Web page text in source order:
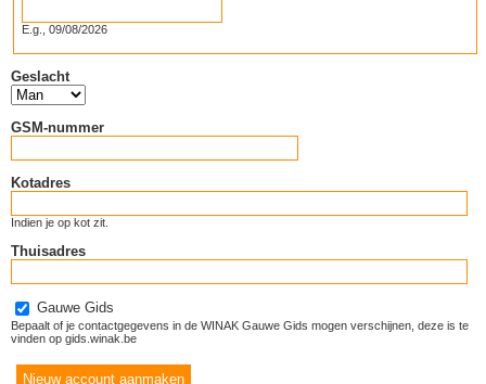
E.g., 09/08/2026
Geslacht
GSM-nummer
Kotadres
Indien je op kot zit.
Thuisadres
Gauwe Gids
Bepaalt of je contactgegevens in de WINAK Gauwe Gids mogen verschijnen, deze is te
vinden op gids.winak.be